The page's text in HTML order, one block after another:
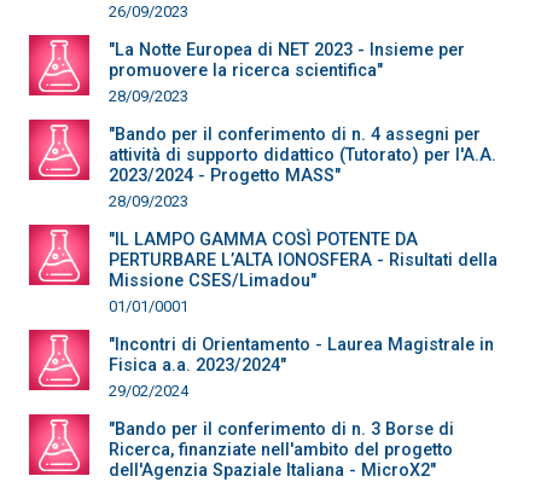
26/09/2023
"La Notte Europea di NET 2023 - Insieme per
promuovere la ricerca scientifica"
28/09/2023
"Bando per il conferimento di n. 4 assegni per
attività di supporto didattico (Tutorato) per l'A.A.
2023/2024 - Progetto MASS"
28/09/2023
"IL LAMPO GAMMA COSÌ POTENTE DA
PERTURBARE L’ALTA IONOSFERA - Risultati della
Missione CSES/Limadou"
01/01/0001
"Incontri di Orientamento - Laurea Magistrale in
Fisica a.a. 2023/2024"
29/02/2024
"Bando per il conferimento di n. 3 Borse di
Ricerca, finanziate nell'ambito del progetto
dell'Agenzia Spaziale Italiana - MicroX2"